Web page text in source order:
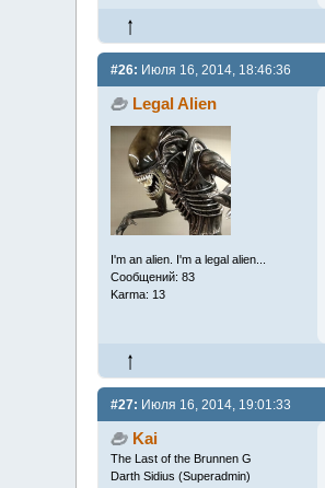
#26: Июля 16, 2014, 18:46:36
Legal Alien
I'm an alien. I'm a legal alien...
Сообщений: 83
Karma: 13
#27: Июля 16, 2014, 19:01:33
Kai
The Last of the Brunnen G
Darth Sidius (Superadmin)